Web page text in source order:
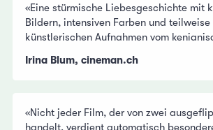
«Eine stürmische Liebesgeschichte mit
Bildern, intensiven Farben und
künstlerischen Aufnahmen vom
Irina Blum, cineman.ch
«Nicht jeder Film, der von zwei
handelt, verdient automatisch